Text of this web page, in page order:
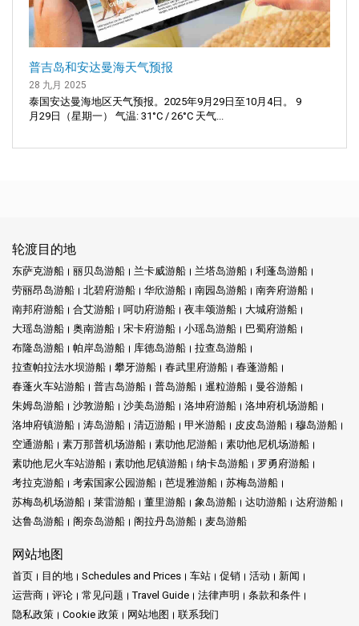
普吉岛和安达曼海天气预报
28 九月 2025
泰国安达曼海地区天气预报。2025年9月29日至10月4日。 9
月29日（星期一） 气温: 31°C / 26°C 天气...
轮渡目的地
东萨克游船 丽贝岛游船 兰卡威游船 兰塔岛游船
利蓬岛游船
劳丽昂岛游船
北碧府游船 华欣游船 南园岛游船
南奔府游船
南邦府游船
合艾游船 呵叻府游船 夜丰颂游船
大城府游船
大瑶岛游船
奥南游船 宋卡府游船 小瑶岛游船
巴蜀府游船
布隆岛游船
帕岸岛游船 库德岛游船
拉查岛游船
拉查帕拉法水坝游船
攀牙游船 春武里府游船
春蓬游船
春蓬火车站游船
普吉岛游船 普岛游船 暹粒游船
曼谷游船
朱姆岛游船
沙敦游船 沙美岛游船 洛坤府游船
洛坤府机场游船
洛坤府镇游船
涛岛游船 清迈游船 甲米游船 皮皮岛游船
穆岛游船
空通游船
素万那普机场游船 素叻他尼游船
素叻他尼机场游船
素叻他尼火车站游船
素叻他尼镇游船 纳卡岛游船
罗勇府游船
考拉克游船
考索国家公园游船 芭堤雅游船
苏梅岛游船
苏梅岛机场游船
莱雷游船 董里游船 象岛游船 达叻游船
达府游船
达鲁岛游船
阁奈岛游船 阁拉丹岛游船 麦岛游船
网站地图
首页 目的地 Schedules and Prices 车站 促销 活动
新闻
运营商
评论 常见问题 Travel Guide 法律声明
条款和条件
隐私政策
Cookie 政策 网站地图 联系我们